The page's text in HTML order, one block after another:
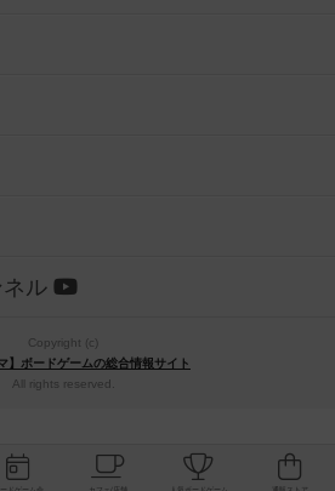
ル
Copyright (c)
】ボードゲームの総合情報サイト
All rights reserved.